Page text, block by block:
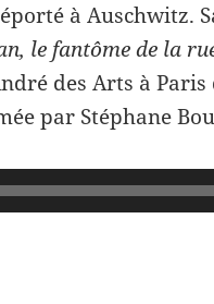
à Auschwitz.
le fantôme de la
des Arts à
par Stéphane